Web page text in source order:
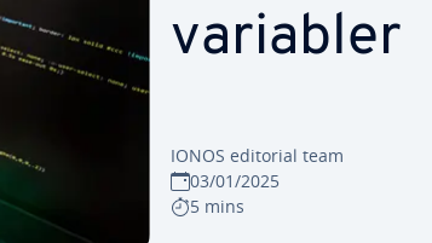
variabler
IONOS editorial team
03/01/2025
5 mins